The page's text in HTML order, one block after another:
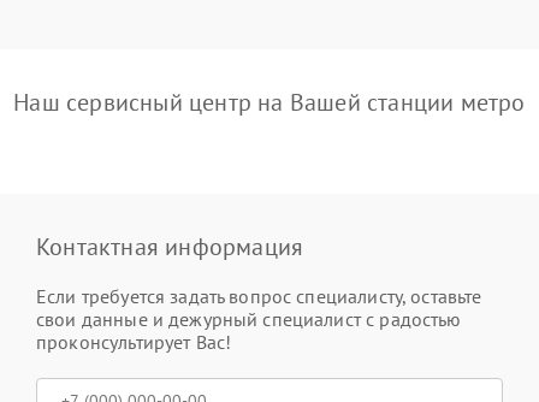
Наш сервисный центр на Вашей станции метро
Контактная информация
Если требуется задать вопрос специалисту, оставьте
свои данные и дежурный специалист с радостью
проконсультирует Вас!